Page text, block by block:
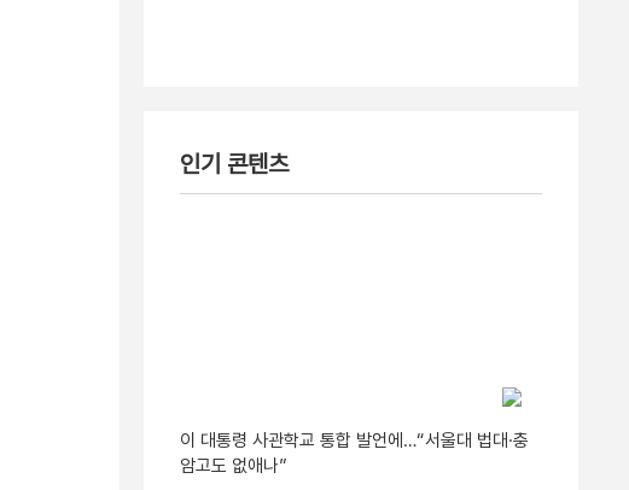
인기 콘텐츠
이 대통령 사관학교 통합 발언에…“서울대 법대·충
암고도 없애나”